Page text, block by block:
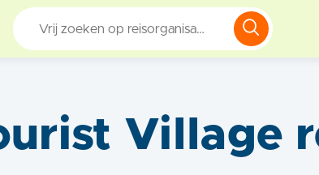
Village